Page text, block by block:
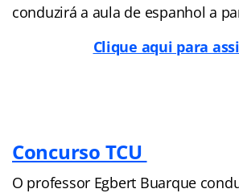
conduzirá a aula de espanhol a
Clique aqui para
Concurso TCU
O professor Egbert Buarque